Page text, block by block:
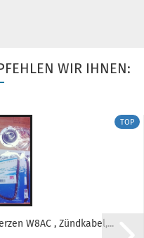
WIR IHNEN:
TOP
W8AC , Zündkabel,...